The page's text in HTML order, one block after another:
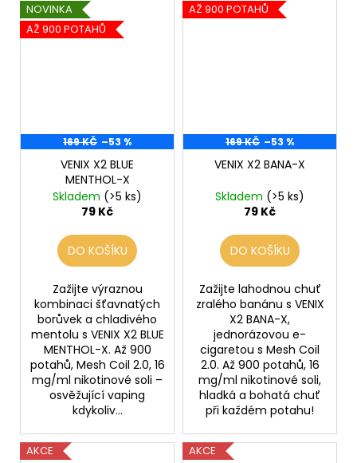
NOVINKA
AŽ 900 POTAHŮ
169 KČ –53 %
VENIX X2 BLUE
MENTHOL-X
Skladem (>5 ks)
79 Kč
DO KOŠÍKU
Zažijte výraznou
kombinaci šťavnatých
borůvek a chladivého
mentolu s VENIX X2 BLUE
MENTHOL-X. Až 900
potahů, Mesh Coil 2.0, 16
mg/ml nikotinové soli –
osvěžující vaping
kdykoliv...
AŽ 900 POTAHŮ
169 KČ –53 %
VENIX X2 BANA-X
Skladem (>5 ks)
79 Kč
DO KOŠÍKU
Zažijte lahodnou chuť
zralého banánu s VENIX
X2 BANA-X,
jednorázovou e-
cigaretou s Mesh Coil
2.0. Až 900 potahů, 16
mg/ml nikotinové soli,
hladká a bohatá chuť
při každém potahu!
AKCE
AKCE